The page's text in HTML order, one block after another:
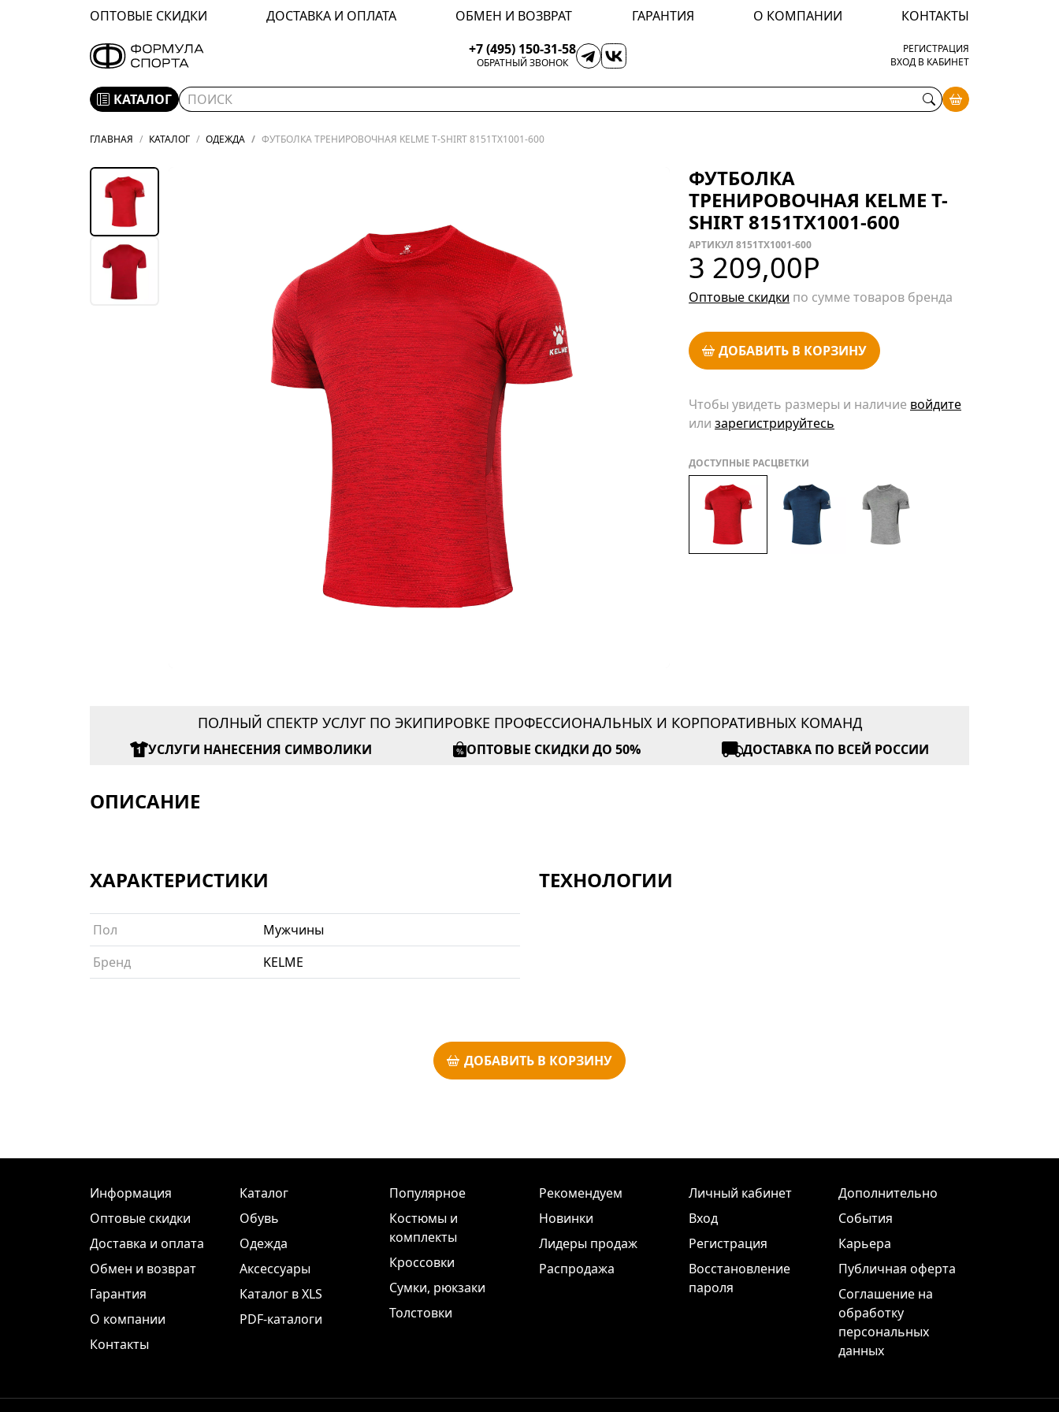
ОПТОВЫЕ СКИДКИ ДОСТАВКА И ОПЛАТА ОБМЕН И ВОЗВРАТ ГАРАНТИЯ О КОМПАНИИ
КОНТАКТЫ
+7 (495) 150-31-58
ОБРАТНЫЙ ЗВОНОК
РЕГИСТРАЦИЯ
ВХОД В КАБИНЕТ
КАТАЛОГ
ГЛАВНАЯ КАТАЛОГ ОДЕЖДА ФУТБОЛКА ТРЕНИРОВОЧНАЯ KELME T-SHIRT 8151TX1001-600
ФУТБОЛКА
ТРЕНИРОВОЧНАЯ KELME T-
SHIRT 8151TX1001-600
АРТИКУЛ 8151TX1001-600
3 209,00Р
Оптовые скидки по сумме товаров бренда
ДОБАВИТЬ В КОРЗИНУ
Чтобы увидеть размеры и наличие войдите
или зарегистрируйтесь
ДОСТУПНЫЕ РАСЦВЕТКИ
ПОЛНЫЙ СПЕКТР УСЛУГ ПО ЭКИПИРОВКЕ ПРОФЕССИОНАЛЬНЫХ И КОРПОРАТИВНЫХ КОМАНД
УСЛУГИ НАНЕСЕНИЯ СИМВОЛИКИ ОПТОВЫЕ СКИДКИ ДО 50% ДОСТАВКА ПО ВСЕЙ РОССИИ
ОПИСАНИЕ
ХАРАКТЕРИСТИКИ
Пол
Мужчины
Бренд
KELME
ТЕХНОЛОГИИ
ДОБАВИТЬ В КОРЗИНУ
Информация
Оптовые скидки
Доставка и оплата
Обмен и возврат
Гарантия
О компании
Контакты
Каталог
Обувь
Одежда
Аксессуары
Каталог в XLS
PDF-каталоги
Популярное
Костюмы и
комплекты
Кроссовки
Сумки, рюкзаки
Толстовки
Рекомендуем
Новинки
Лидеры продаж
Распродажа
Личный кабинет
Вход
Регистрация
Восстановление
пароля
Дополнительно
События
Карьера
Публичная оферта
Соглашение на
обработку
персональных
данных